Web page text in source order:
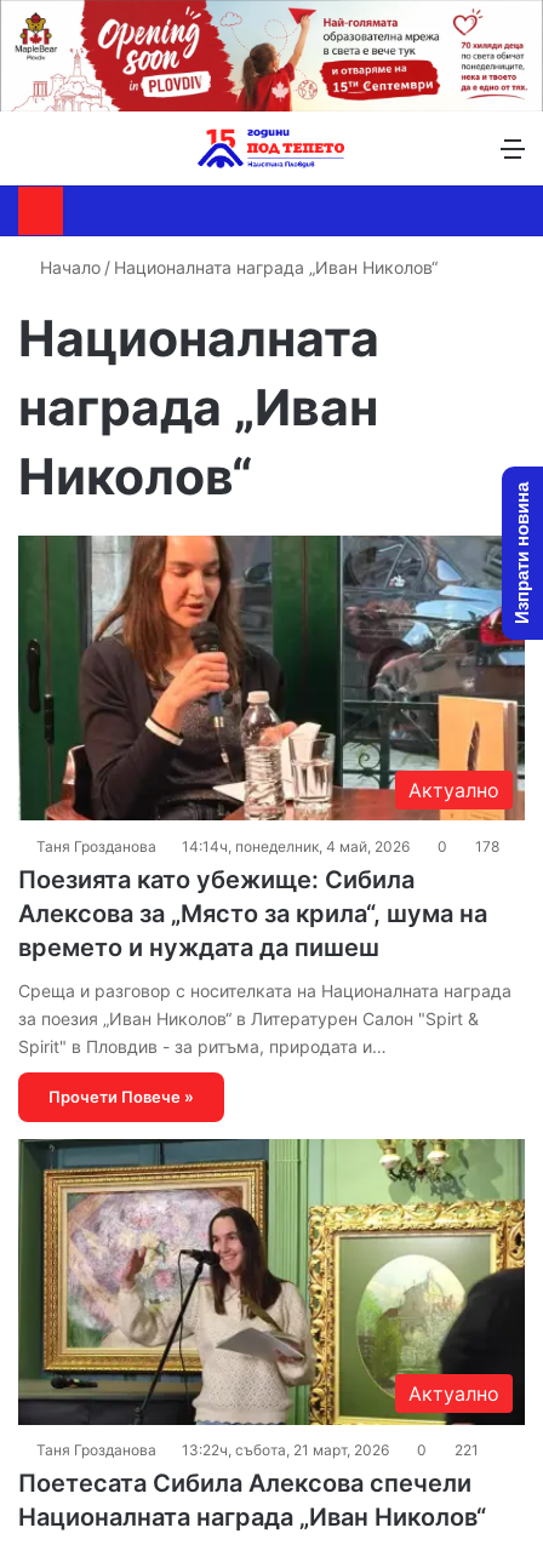
Начало / Националната награда „Иван Николов“
Националната
награда „Иван
Николов“
Актуално
Таня Грозданова 14:14ч, понеделник, 4 май, 2026 0 178
Поезията като убежище: Сибила
Алексова за „Място за крила“, шума на
времето и нуждата да пишеш
Среща и разговор с носителката на Националната награда
за поезия „Иван Николов“ в Литературен Салон "Spirt &
Spirit" в Пловдив - за ритъма, природата и…
Прочети Повече »
Актуално
Таня Грозданова 13:22ч, събота, 21 март, 2026 0 221
Поетесата Сибила Алексова спечели
Националната награда „Иван Николов“
Изпрати новина